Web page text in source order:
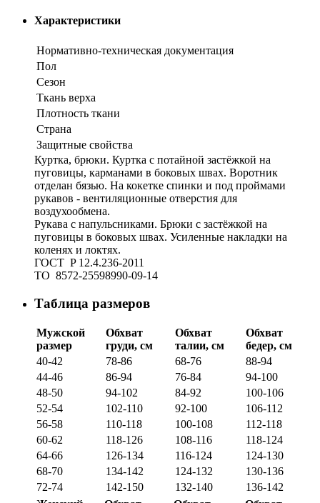
Характеристики
Нормативно-техническая документация
Пол
Сезон
Ткань верха
Плотность ткани
Страна
Защитные свойства
Куртка, брюки. Куртка с потайной застёжкой на
пуговицы, карманами в боковых швах. Воротник
отделан бязью. На кокетке спинки и под проймами
рукавов - вентиляционные отверстия для
воздухообмена.
Рукава с напульсниками. Брюки с застёжкой на
пуговицы в боковых швах. Усиленные накладки на
коленях и локтях.
ГOCT P 12.4.236-2011
TO 8572-25598990-09-14
Таблица размеров
Мужской
размер
Обхват
груди, см
Обхват
талии, см
Обхват
бедер, см
40-42
78-86 68-76
88-94
44-46
86-94 76-84
94-100
48-50
94-102 84-92
100-106
52-54
102-110 92-100
106-112
56-58
110-118 100-108
112-118
60-62
118-126 108-116
118-124
64-66
126-134 116-124
124-130
68-70
134-142 124-132
130-136
72-74
142-150 132-140
136-142